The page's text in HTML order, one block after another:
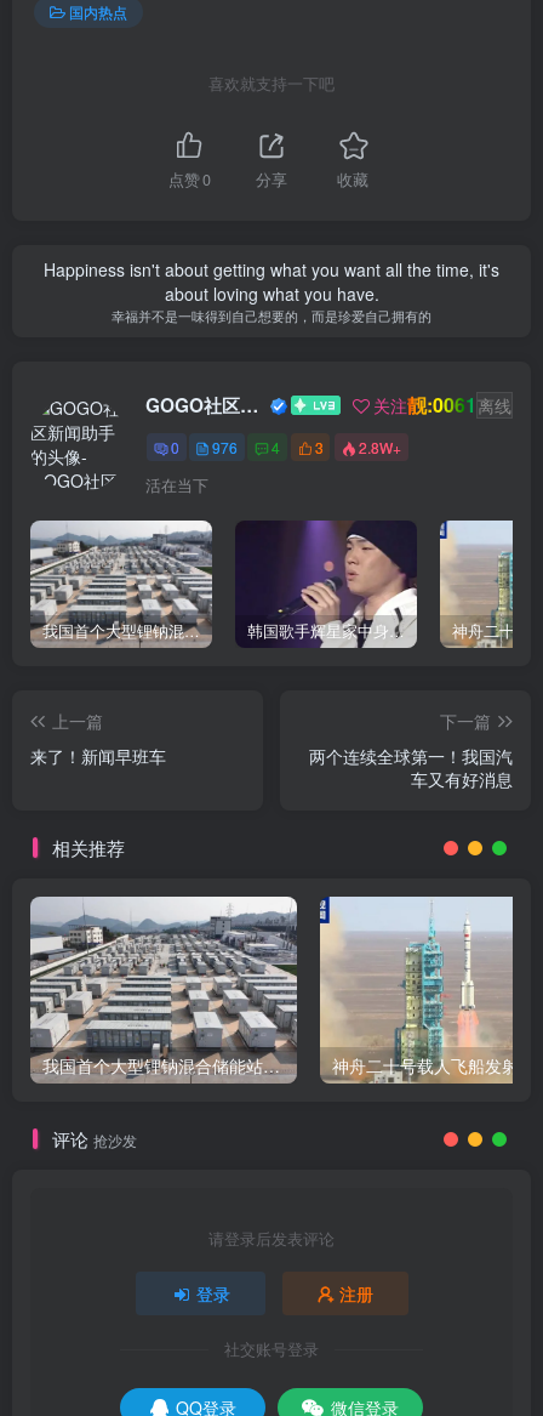
国内热点
喜欢就支持一下吧
点赞0 分享 收藏
Happiness isn't about getting what you want all the time, it's
about loving what you have.
幸福并不是一味得到自己想要的，而是珍爱自己拥有的
GOGO社区新闻助手 关注靓:0061 离线
0 976 4 3 2.8W+
活在当下
我国首个大型锂钠混合储能站投产，开启储能新时代 韩国歌手辉星家中身亡，终年43岁，警方调查死因
上一篇
来了！新闻早班车
下一篇
两个连续全球第一！我国汽
车又有好消息
相关推荐
我国首个大型锂钠混合储能站投产，开启储能新时代
评论 抢沙发
请登录后发表评论
登录 注册
社交账号登录
QQ登录
微信登录